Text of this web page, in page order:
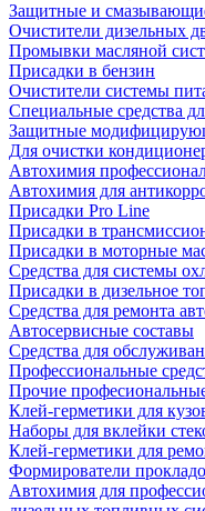
Защитные и
Очистители дизельных
Промывки масляной
Присадки в бензин
Очистители системы
Специальные срeдства
Защитные
Для очистки
Автохимия
Автохимия для
Присадки Pro Line
Присадки в
Присадки в моторные
Средства для системы
Присадки в дизельное
Средства для ремонта
Автосервисные составы
Средства для
Профессиональные
Прочие
Клей-герметики для
Наборы для вклейки
Клей-герметики для
Формирователи
Автохимия для